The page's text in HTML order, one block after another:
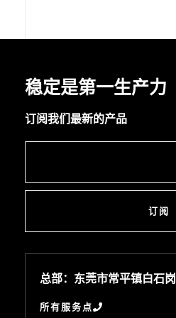
稳定是第一生产力
订阅我们最新的产品
订阅
总部：东莞市常平镇白石
所有服务点